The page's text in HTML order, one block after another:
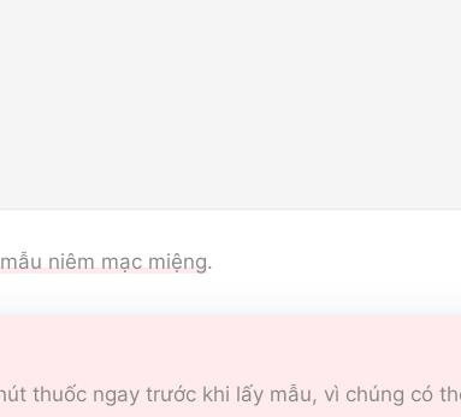
niêm mạc miệng.
thuốc ngay trước khi lấy mẫu, vì chúng có